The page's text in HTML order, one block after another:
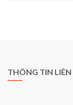
THÔNG TIN LIÊN